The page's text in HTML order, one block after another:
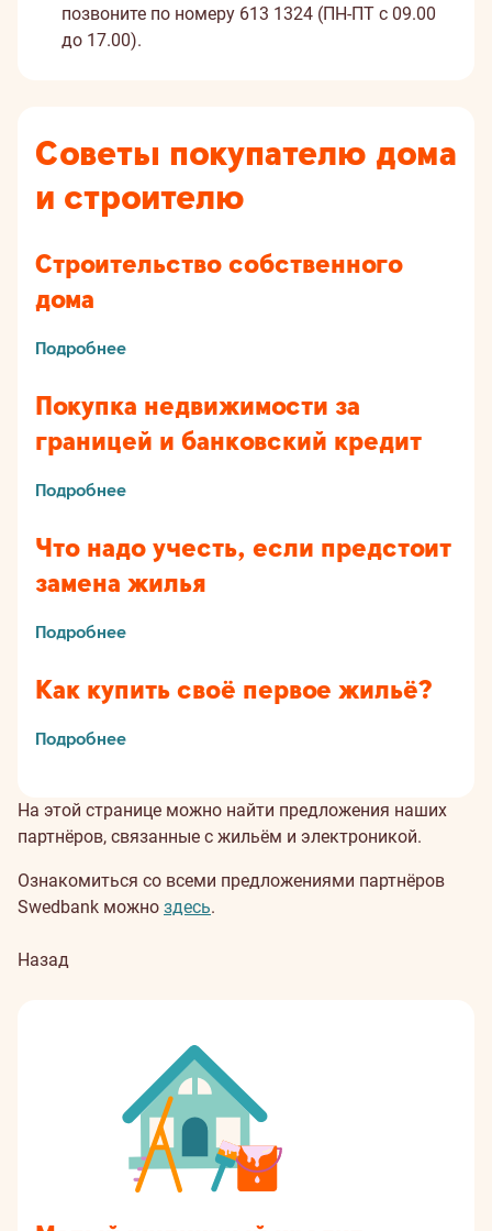
позвоните по номеру 613 1324 (ПН-ПТ с 09.00
до 17.00).
Советы покупателю дома
и строителю
Строительство собственного
дома
Подробнее
Покупка недвижимости за
границей и банковский кредит
Подробнее
Что надо учесть, если предстоит
замена жилья
Подробнее
Как купить своё первое жильё?
Подробнее
На этой странице можно найти предложения наших
партнёров, связанные с жильём и электроникой.
Ознакомиться со всеми предложениями партнёров
Swedbank можно здесь.
Назад